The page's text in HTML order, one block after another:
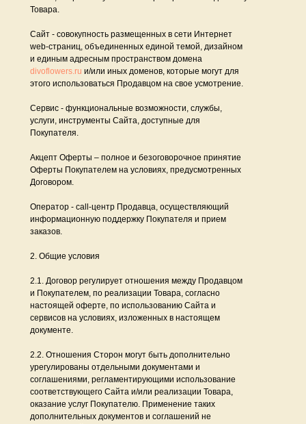
Товара.
Сайт - совокупность размещенных в сети Интернет
web-страниц, объединенных единой темой, дизайном
и единым адресным пространством домена
divoflowers.ru и/или иных доменов, которые могут для
этого использоваться Продавцом на свое усмотрение.
Сервис - функциональные возможности, службы,
услуги, инструменты Сайта, доступные для
Покупателя.
Акцепт Оферты – полное и безоговорочное принятие
Оферты Покупателем на условиях, предусмотренных
Договором.
Оператор - call-центр Продавца, осуществляющий
информационную поддержку Покупателя и прием
заказов.
2. Общие условия
2.1. Договор регулирует отношения между Продавцом
и Покупателем, по реализации Товара, согласно
настоящей оферте, по использованию Сайта и
сервисов на условиях, изложенных в настоящем
документе.
2.2. Отношения Сторон могут быть дополнительно
урегулированы отдельными документами и
соглашениями, регламентирующими использование
соответствующего Сайта и/или реализации Товара,
оказание услуг Покупателю. Применение таких
дополнительных документов и соглашений не